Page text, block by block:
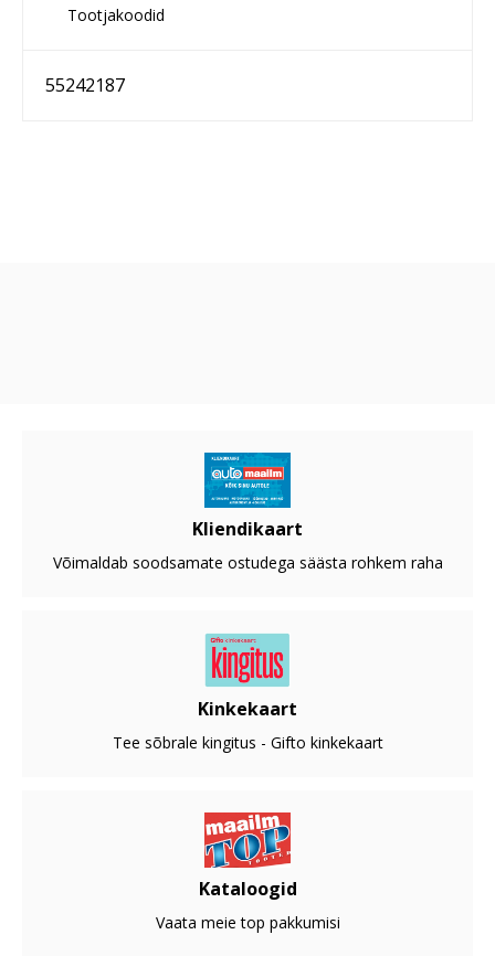
Tootjakoodid
55242187
Kliendikaart
Võimaldab soodsamate ostudega säästa rohkem raha
Kinkekaart
Tee sõbrale kingitus - Gifto kinkekaart
Kataloogid
Vaata meie top pakkumisi